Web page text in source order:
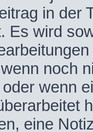
in der
Es wird
noch
wenn
eine